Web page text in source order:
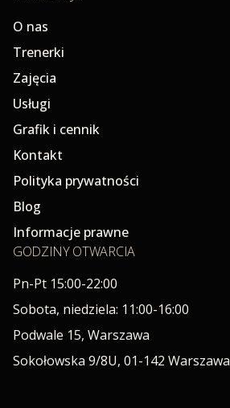
O nas
Trenerki
Zajęcia
Usługi
Grafik i cennik
Kontakt
Polityka prywatności
Blog
Informacje prawne
GODZINY OTWARCIA
Pn-Pt 15:00-22:00
Sobota, niedziela: 11:00-16:00
Podwale 15, Warszawa
Sokołowska 9/8U, 01-142 Warszawa